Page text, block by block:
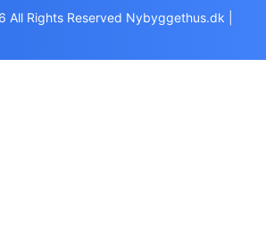
All Rights Reserved Nybyggethus.dk